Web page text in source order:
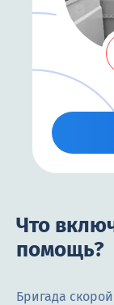
Что
помощь?
Бригада